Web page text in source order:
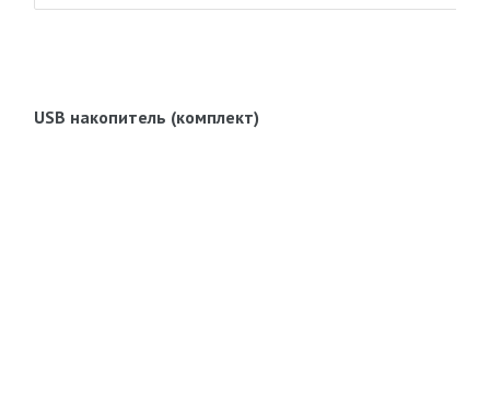
USB накопитель (комплект)